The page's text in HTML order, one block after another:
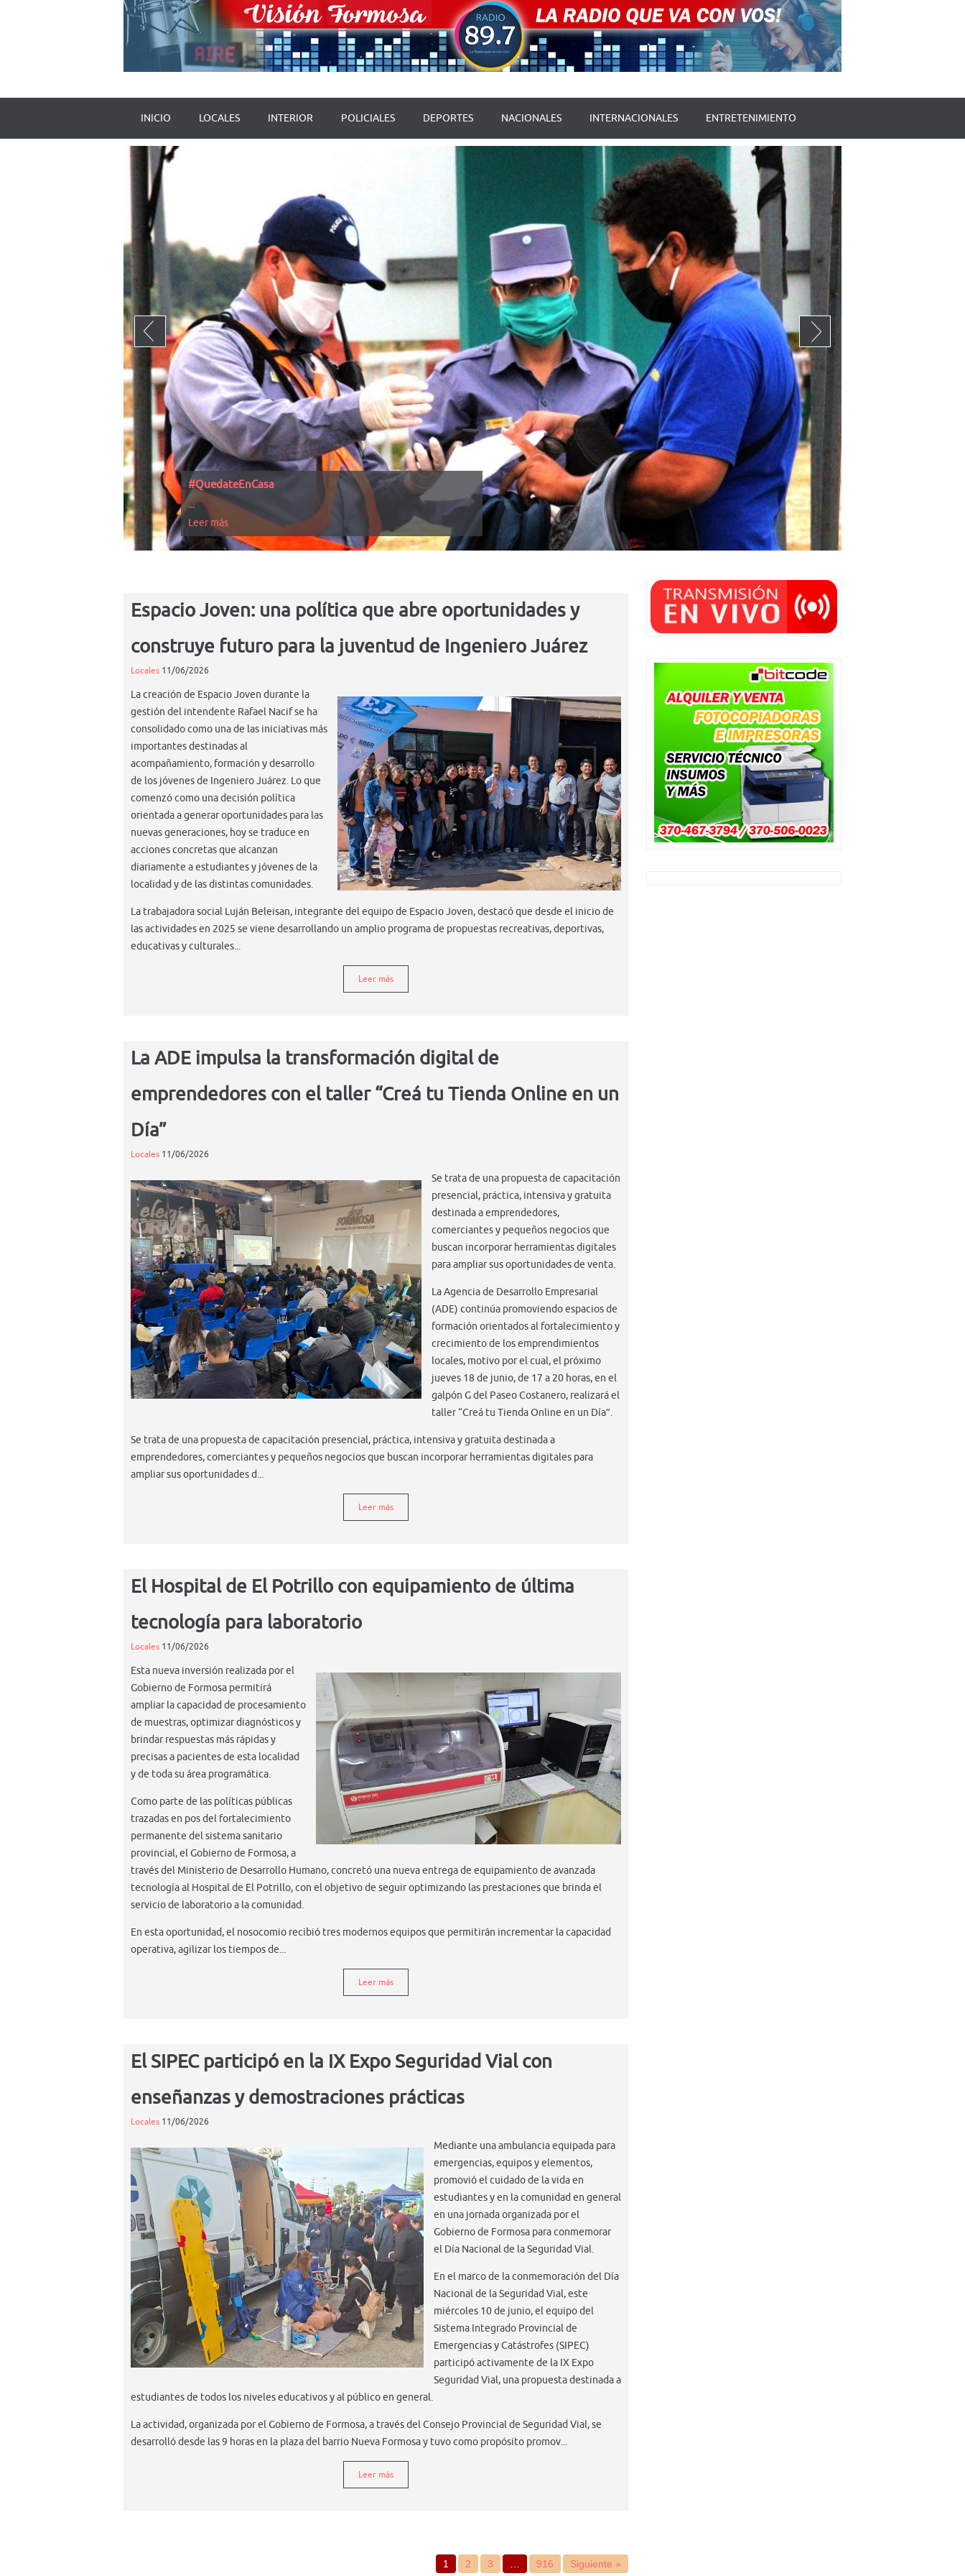
INICIO LOCALES INTERIOR POLICIALES DEPORTES NACIONALES INTERNACIONALES ENTRETENIMIENTO
#QuedateEnCasa
...
Leer más
Espacio Joven: una política que abre oportunidades y
construye futuro para la juventud de Ingeniero Juárez
Locales 11/06/2026
La creación de Espacio Joven durante la
gestión del intendente Rafael Nacif se ha
consolidado como una de las iniciativas más
importantes destinadas al
acompañamiento, formación y desarrollo
de los jóvenes de Ingeniero Juárez. Lo que
comenzó como una decisión política
orientada a generar oportunidades para las
nuevas generaciones, hoy se traduce en
acciones concretas que alcanzan
diariamente a estudiantes y jóvenes de la
localidad y de las distintas comunidades.
La trabajadora social Luján Beleisan, integrante del equipo de Espacio Joven, destacó que desde el inicio de
las actividades en 2025 se viene desarrollando un amplio programa de propuestas recreativas, deportivas,
educativas y culturales...
Leer más
La ADE impulsa la transformación digital de
emprendedores con el taller “Creá tu Tienda Online en un
Día”
Locales 11/06/2026
Se trata de una propuesta de capacitación
presencial, práctica, intensiva y gratuita
destinada a emprendedores,
comerciantes y pequeños negocios que
buscan incorporar herramientas digitales
para ampliar sus oportunidades de venta.
La Agencia de Desarrollo Empresarial
(ADE) continúa promoviendo espacios de
formación orientados al fortalecimiento y
crecimiento de los emprendimientos
locales, motivo por el cual, el próximo
jueves 18 de junio, de 17 a 20 horas, en el
galpón G del Paseo Costanero, realizará el
taller “Creá tu Tienda Online en un Día”.
Se trata de una propuesta de capacitación presencial, práctica, intensiva y gratuita destinada a
emprendedores, comerciantes y pequeños negocios que buscan incorporar herramientas digitales para
ampliar sus oportunidades d...
Leer más
El Hospital de El Potrillo con equipamiento de última
tecnología para laboratorio
Locales 11/06/2026
Esta nueva inversión realizada por el
Gobierno de Formosa permitirá
ampliar la capacidad de procesamiento
de muestras, optimizar diagnósticos y
brindar respuestas más rápidas y
precisas a pacientes de esta localidad
y de toda su área programática.
Como parte de las políticas públicas
trazadas en pos del fortalecimiento
permanente del sistema sanitario
provincial, el Gobierno de Formosa, a
través del Ministerio de Desarrollo Humano, concretó una nueva entrega de equipamiento de avanzada
tecnología al Hospital de El Potrillo, con el objetivo de seguir optimizando las prestaciones que brinda el
servicio de laboratorio a la comunidad.
En esta oportunidad, el nosocomio recibió tres modernos equipos que permitirán incrementar la capacidad
operativa, agilizar los tiempos de...
Leer más
El SIPEC participó en la IX Expo Seguridad Vial con
enseñanzas y demostraciones prácticas
Locales 11/06/2026
Mediante una ambulancia equipada para
emergencias, equipos y elementos,
promovió el cuidado de la vida en
estudiantes y en la comunidad en general
en una jornada organizada por el
Gobierno de Formosa para conmemorar
el Día Nacional de la Seguridad Vial.
En el marco de la conmemoración del Día
Nacional de la Seguridad Vial, este
miércoles 10 de junio, el equipo del
Sistema Integrado Provincial de
Emergencias y Catástrofes (SIPEC)
participó activamente de la IX Expo
Seguridad Vial, una propuesta destinada a
estudiantes de todos los niveles educativos y al público en general.
La actividad, organizada por el Gobierno de Formosa, a través del Consejo Provincial de Seguridad Vial, se
desarrolló desde las 9 horas en la plaza del barrio Nueva Formosa y tuvo como propósito promov...
Leer más
1 2 3 916 Siguiente »